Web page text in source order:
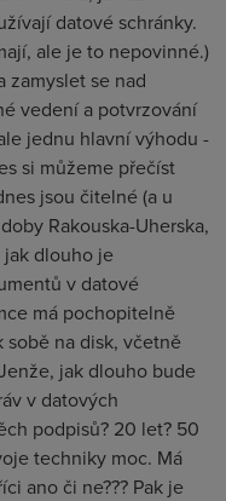
datové schránky.
ale je to nepovinné.)
zamyslet se nad
vedení a potvrzování
jednu hlavní výhodu -
si můžeme přečíst
jsou čitelné (a u
Rakouska-Uherska,
dlouho je
v datové
má pochopitelně
na disk, včetně
jak dlouho bude
v datových
podpisů? 20 let? 50
techniky moc. Má
ano či ne??? Pak je